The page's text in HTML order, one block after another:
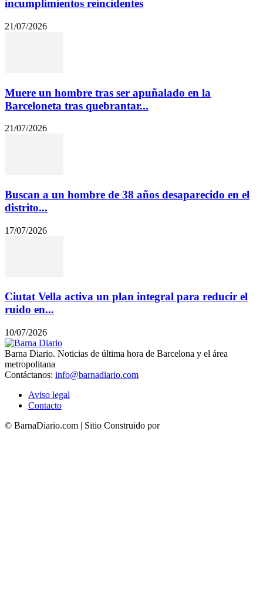
incumplimientos reincidentes
21/07/2026
Muere un hombre tras ser apuñalado en la
Barceloneta tras quebrantar...
21/07/2026
Buscan a un hombre de 38 años desaparecido en el
distrito...
17/07/2026
Ciutat Vella activa un plan integral para reducir el
ruido en...
10/07/2026
Barna Diario. Noticias de última hora de Barcelona y el área
metropolitana
Contáctanos: info@barnadiario.com
Aviso legal
Contacto
© BarnaDiario.com | Sitio Construido por